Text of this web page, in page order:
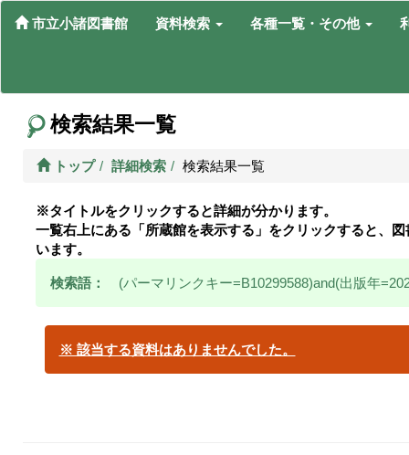
市立小諸図書館 資料検索 各種一覧・その他
検索結果一覧
トップ 詳細検索 検索結果一覧
※タイトルをクリックすると詳細が分かります。
一覧右上にある「所蔵館を表示する」をクリックすると、
います。
検索語： (パーマリンクキー=B10299588)and(出版年
※ 該当する資料はありませんでした。